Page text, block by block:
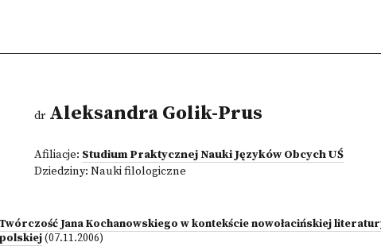
drAleksandra Golik-Prus
Afiliacje: Studium Praktycznej Nauki Języków Obcych UŚ
Dziedziny: Nauki filologiczne
Twórczość Jana Kochanowskiego w kontekście nowołacińskiej
polskiej(07.11.2006)